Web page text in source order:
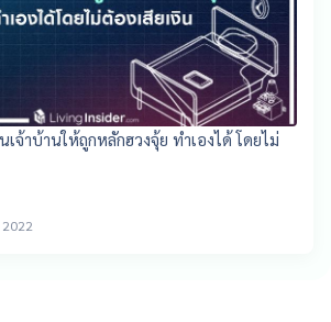
จ้าบ้านให้ถูกหลักฮวงจุ้ย ทำเองได้ โดยไม่
2022